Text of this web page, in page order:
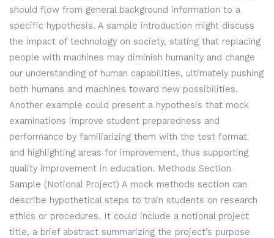
should flow from general background information to a
specific hypothesis. A sample introduction might discuss
the impact of technology on society, stating that replacing
people with machines may diminish humanity and change
our understanding of human capabilities, ultimately pushing
both humans and machines toward new possibilities.
Another example could present a hypothesis that mock
examinations improve student preparedness and
performance by familiarizing them with the test format
and highlighting areas for improvement, thus supporting
quality improvement in education. Methods Section
Sample (Notional Project) A mock methods section can
describe hypothetical steps to train students on research
ethics or procedures. It could include a notional project
title, a brief abstract summarizing the project’s purpose